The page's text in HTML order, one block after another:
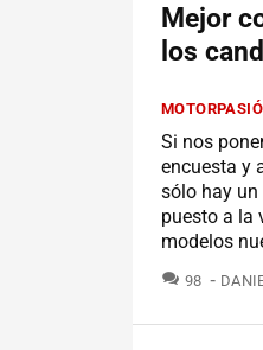
Mejor
los
Si nos
encuesta y
sólo hay un
puesto a la
modelos
98